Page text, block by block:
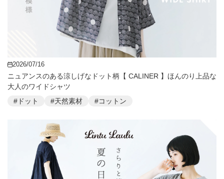
2026/07/16
ニュアンスのある涼しげなドット柄【 CALINER 】ほんのり上品な
大人のワイドシャツ
#ドット
#天然素材 #コットン